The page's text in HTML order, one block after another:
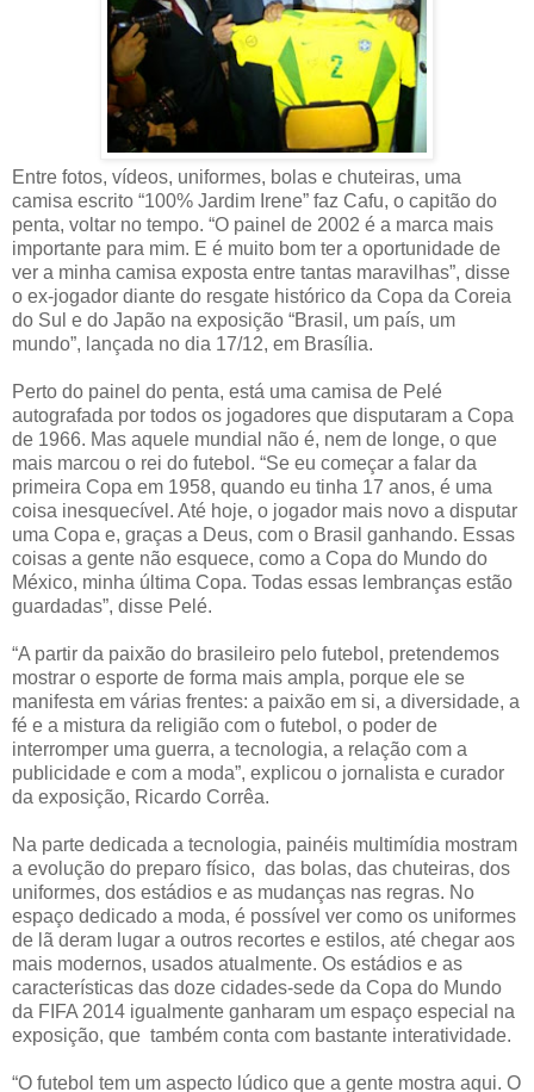
Entre fotos, vídeos, uniformes, bolas e chuteiras, uma
camisa escrito “100% Jardim Irene” faz Cafu, o capitão do
penta, voltar no tempo. “O painel de 2002 é a marca mais
importante para mim. E é muito bom ter a oportunidade de
ver a minha camisa exposta entre tantas maravilhas”, disse
o ex-jogador diante do resgate histórico da Copa da Coreia
do Sul e do Japão na exposição “Brasil, um país, um
mundo”, lançada no dia 17/12, em Brasília.
Perto do painel do penta, está uma camisa de Pelé
autografada por todos os jogadores que disputaram a Copa
de 1966. Mas aquele mundial não é, nem de longe, o que
mais marcou o rei do futebol. “Se eu começar a falar da
primeira Copa em 1958, quando eu tinha 17 anos, é uma
coisa inesquecível. Até hoje, o jogador mais novo a disputar
uma Copa e, graças a Deus, com o Brasil ganhando. Essas
coisas a gente não esquece, como a Copa do Mundo do
México, minha última Copa. Todas essas lembranças estão
guardadas”, disse Pelé.
“A partir da paixão do brasileiro pelo futebol, pretendemos
mostrar o esporte de forma mais ampla, porque ele se
manifesta em várias frentes: a paixão em si, a diversidade, a
fé e a mistura da religião com o futebol, o poder de
interromper uma guerra, a tecnologia, a relação com a
publicidade e com a moda”, explicou o jornalista e curador
da exposição, Ricardo Corrêa.
Na parte dedicada a tecnologia, painéis multimídia mostram
a evolução do preparo físico, das bolas, das chuteiras, dos
uniformes, dos estádios e as mudanças nas regras. No
espaço dedicado a moda, é possível ver como os uniformes
de lã deram lugar a outros recortes e estilos, até chegar aos
mais modernos, usados atualmente. Os estádios e as
características das doze cidades-sede da Copa do Mundo
da FIFA 2014 igualmente ganharam um espaço especial na
exposição, que também conta com bastante interatividade.
“O futebol tem um aspecto lúdico que a gente mostra aqui. O